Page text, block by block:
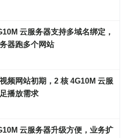
云服务器支持多域名绑定，
器跑多个网站​
频网站初期，2 核 4G10M 云服
播放需求​
云服务器升级方便，业务扩